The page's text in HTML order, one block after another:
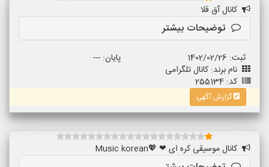
کانال آق قلا
توضیحات بیشتر
ثبت: 1402/02/26
پایان: ---
نام برند: کانال تلگرامی
کد: 255134
گزارش آگهی
کانال موسیقی کره ای ❤ 💖Music korean